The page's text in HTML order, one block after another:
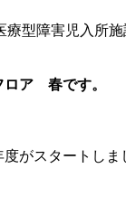
療型障害児入所
ロア 春です。
がスタートしま